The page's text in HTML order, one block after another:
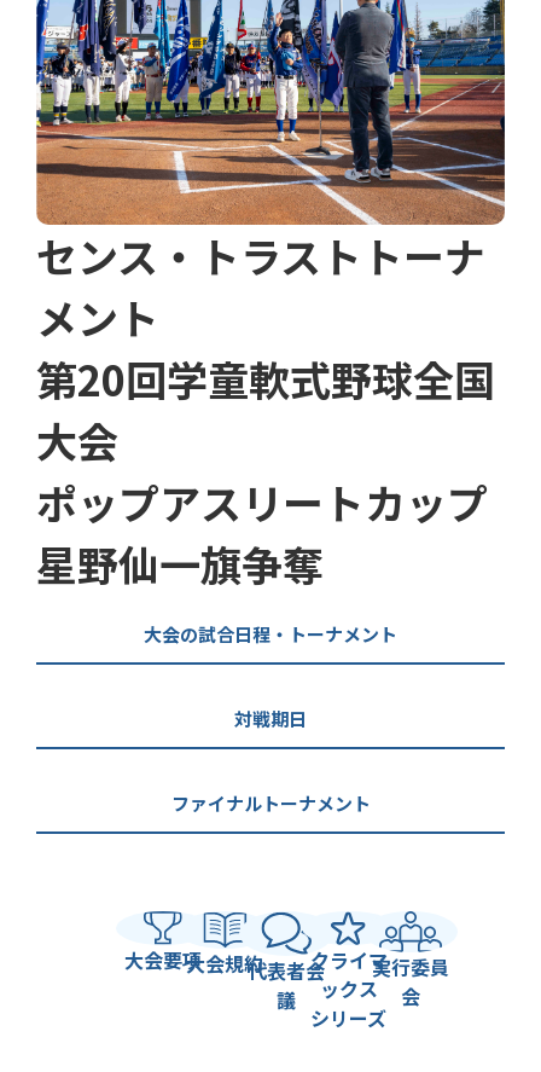
センス・トラストトーナ
メント
第20回学童軟式野球全国
大会
ポップアスリートカップ
星野仙一旗争奪
大会の試合日程・トーナメント
対戦期日
ファイナルトーナメント
大会要項大会規約代表者会
議
クライマ
ックス
シリーズ
実行委員
会